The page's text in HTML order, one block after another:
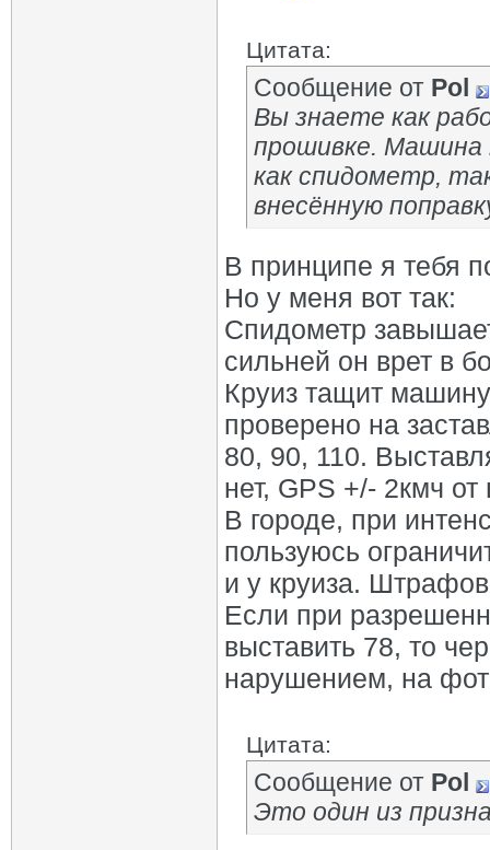
Цитата:
Сообщение от Pol
Вы знаете как
прошивке. Машина
как спидометр,
внесённую
В принципе я тебя
Но у меня вот так:
Спидометр
сильней он врет в
Круиз тащит
проверено на
80, 90, 110.
нет, GPS +/- 2кмч
В городе, при
пользуюсь
и у круиза.
Если при
выставить 78, то
нарушением, на
Цитата:
Сообщение от Pol
Это один из